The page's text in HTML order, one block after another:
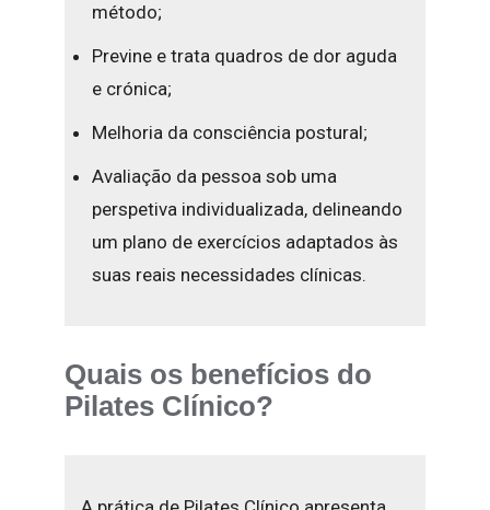
método;
Previne e trata quadros de dor aguda
e crónica;
Melhoria da consciência postural;
Avaliação da pessoa sob uma
perspetiva individualizada, delineando
um plano de exercícios adaptados às
suas reais necessidades clínicas.
Quais os benefícios do
Pilates Clínico?